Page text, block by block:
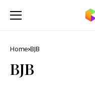
Home BJB
BJB